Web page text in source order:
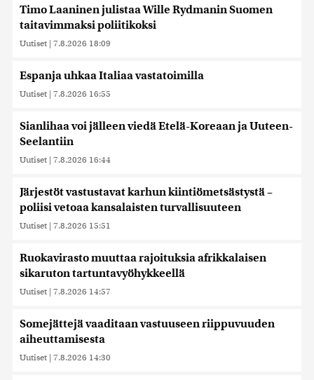
Timo Laaninen julistaa Wille Rydmanin Suomen
taitavimmaksi poliitikoksi
Uutiset | 7.8.2026 18:09
Espanja uhkaa Italiaa vastatoimilla
Uutiset | 7.8.2026 16:55
Sianlihaa voi jälleen viedä Etelä-Koreaan ja Uuteen-
Seelantiin
Uutiset | 7.8.2026 16:44
Järjestöt vastustavat karhun kiintiömetsästystä –
poliisi vetoaa kansalaisten turvallisuuteen
Uutiset | 7.8.2026 15:51
Ruokavirasto muuttaa rajoituksia afrikkalaisen
sikaruton tartuntavyöhykkeellä
Uutiset | 7.8.2026 14:57
Somejättejä vaaditaan vastuuseen riippuvuuden
aiheuttamisesta
Uutiset | 7.8.2026 14:30